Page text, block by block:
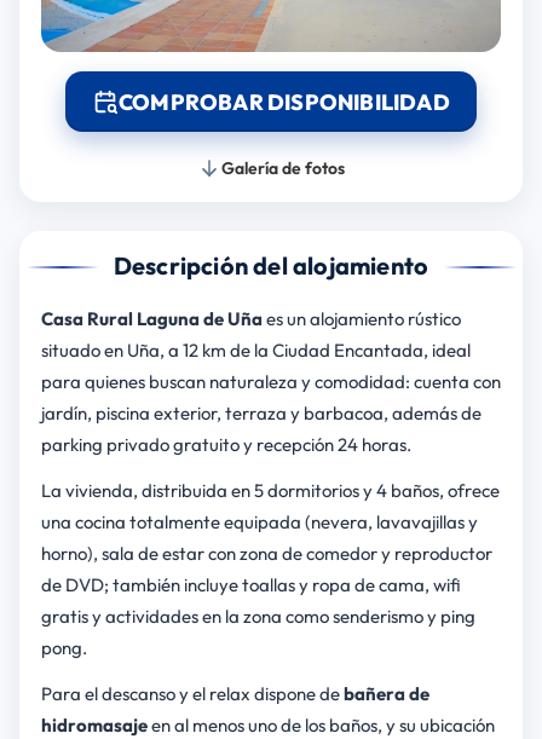
COMPROBAR DISPONIBILIDAD
Galería de fotos
Descripción del alojamiento
Casa Rural Laguna de Uñaes un alojamiento rústico
situado en Uña, a 12 km de la Ciudad Encantada, ideal
para quienes buscan naturaleza y comodidad: cuenta con
jardín, piscina exterior, terraza y barbacoa, además de
parking privado gratuito y recepción 24 horas.
La vivienda, distribuida en 5 dormitorios y 4 baños, ofrece
una cocina totalmente equipada (nevera, lavavajillas y
horno), sala de estar con zona de comedor y reproductor
de DVD; también incluye toallas y ropa de cama, wifi
gratis y actividades en la zona como senderismo y ping
pong.
Para el descanso y el relax dispone debañera de
hidromasajeen al menos uno de los baños, y su ubicación